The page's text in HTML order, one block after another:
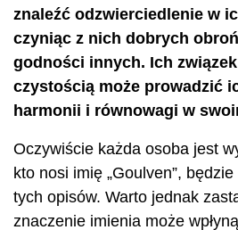
znaleźć odzwierciedlenie w
czyniąc z nich dobrych
godności innych. Ich
czystością może prowadzić
harmonii i równowagi w
Oczywiście każda osoba jest
kto nosi imię „Goulven”,
tych opisów. Warto jednak
znaczenie imienia może